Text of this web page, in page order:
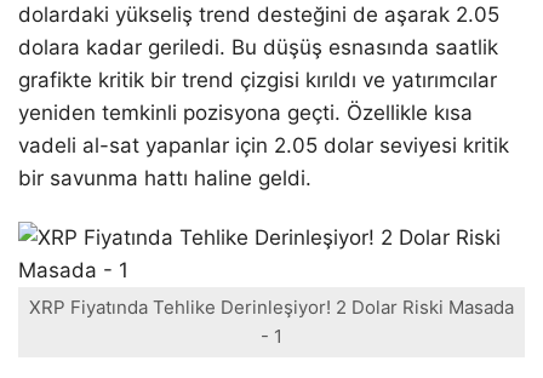
dolardaki yükseliş trend desteğini de aşarak 2.05
dolara kadar geriledi. Bu düşüş esnasında saatlik
grafikte kritik bir trend çizgisi kırıldı ve yatırımcılar
yeniden temkinli pozisyona geçti. Özellikle kısa
vadeli al-sat yapanlar için 2.05 dolar seviyesi kritik
bir savunma hattı haline geldi.
XRP Fiyatında Tehlike Derinleşiyor! 2 Dolar Riski Masada
- 1